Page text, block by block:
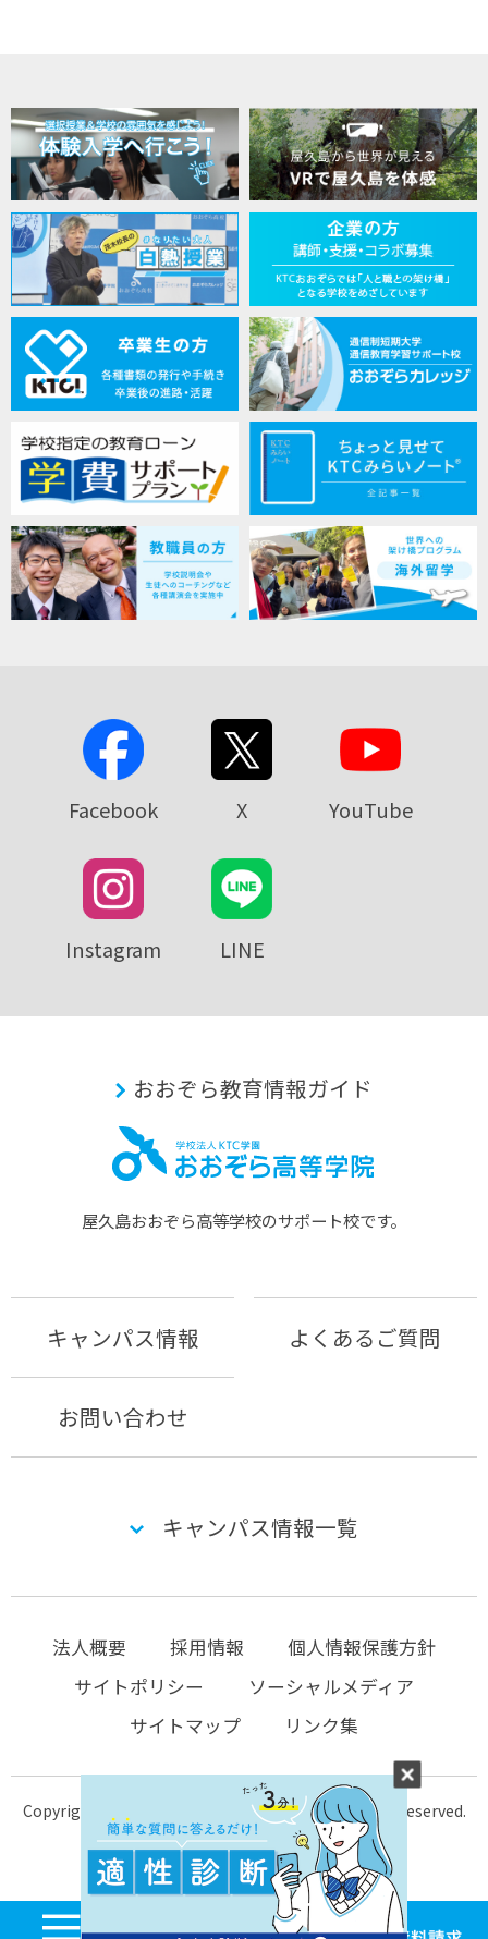
Facebook X YouTube
Instagram LINE
おおぞら教育情報ガイド
屋久島おおぞら⾼等学校のサポート校です。
キャンパス情報 よくあるご質問
お問い合わせ
キャンパス情報一覧
法人概要 採用情報
個人情報保護方針
サイトポリシー
ソーシャルメディア
サイトマップ
リンク集
Copyright © 2004-2026 KTC-school.com All Rights Reserved.